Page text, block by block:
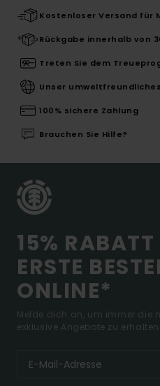
Kostenloser Versand für
Rückgabe innerhalb von
Treten Sie dem
Unser
100% sichere Zahlung
Brauchen Sie Hilfe?
15%
ERSTE
ONLINE*
Melde dich an, um immer die
exklusive Angebote zu erhalten.